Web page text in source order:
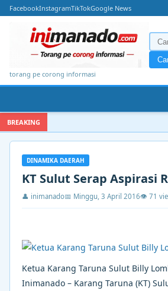
FacebookInstagramTikTokGoogle News
torang pe corong informasi
BREAKING
DINAMIKA DAERAH
KT Sulut Serap Aspirasi
👤 inimanado📅 Minggu, 3 April 2016👁 71
Ketua Karang Taruna Sulut Billy
Inimanado – Karang Taruna (KT)